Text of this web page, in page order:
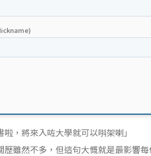
啦，將來入咗大學就可以唞架喇」
歷雖然不多，但這句大慨就是最影響